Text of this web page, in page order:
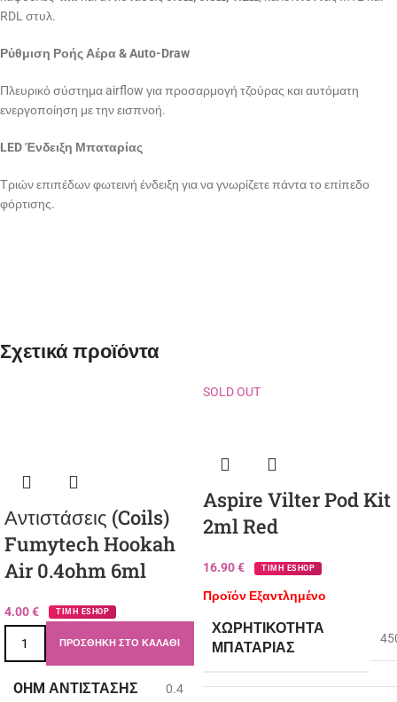
RDL στυλ.
Ρύθμιση Ροής Αέρα & Auto-Draw
Πλευρικό σύστημα airflow για προσαρμογή τζούρας και αυτόματη
ενεργοποίηση με την εισπνοή.
LED Ένδειξη Μπαταρίας
Τριών επιπέδων φωτεινή ένδειξη για να γνωρίζετε πάντα το επίπεδο
φόρτισης.
Σχετικά προϊόντα
Αντιστάσεις (Coils)
Fumytech Hookah
Air 0.4ohm 6ml
4.00€ ΤΙΜΗ ESHOP
ΠΡΟΣΘΉΚΗ ΣΤΟ ΚΑΛΆΘΙ
OHM ΑΝΤΊΣΤΑΣΗΣ 0.4
SOLD OUT
Aspire Vilter Pod Kit
2ml Red
16.90€ ΤΙΜΗ ESHOP
Προϊόν Εξαντλημένο
ΧΩΡΗΤΙΚΌΤΗΤΑ
ΜΠΑΤΑΡΊΑΣ